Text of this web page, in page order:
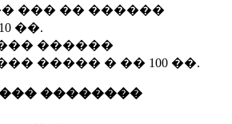
��� �� ������
10 ��.
������
����� � �� 100 ��.
��������